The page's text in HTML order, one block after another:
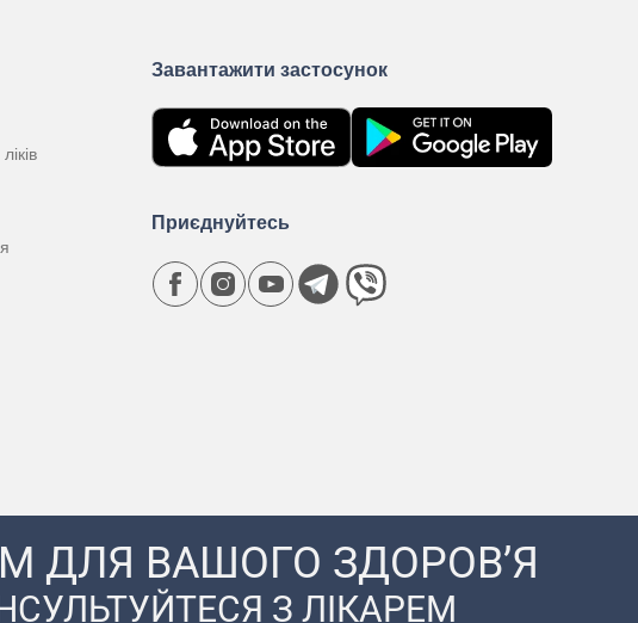
Завантажити застосунок
Приєднуйтесь
ДЛЯ ВАШОГО ЗДОРОВ’Я
З ЛІКАРЕМ